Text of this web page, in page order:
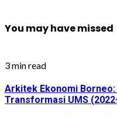
You may have missed
3 min read
Arkitek Ekonomi
Transformasi UMS